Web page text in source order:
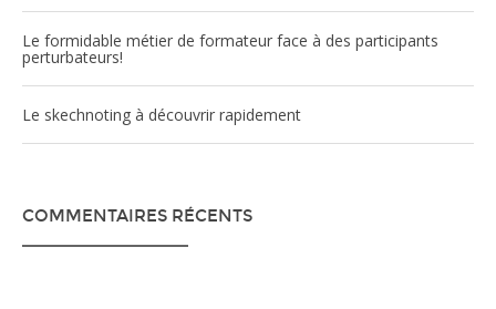
Le formidable métier de formateur face à des participants
perturbateurs!
Le skechnoting à découvrir rapidement
COMMENTAIRES RÉCENTS